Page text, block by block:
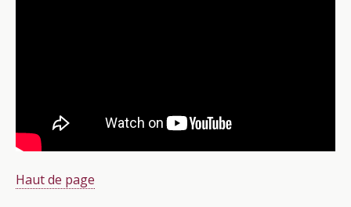
Haut de page